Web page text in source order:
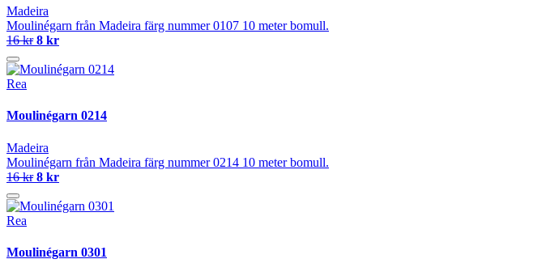
Madeira
Moulinégarn från Madeira färg nummer 0107 10 meter bomull.
16 kr 8 kr
Rea
Moulinégarn 0214
Madeira
Moulinégarn från Madeira färg nummer 0214 10 meter bomull.
16 kr 8 kr
Rea
Moulinégarn 0301